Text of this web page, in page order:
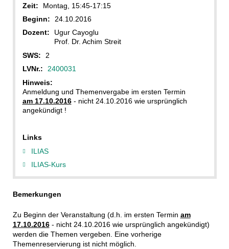
Zeit:
Montag, 15:45-17:15
Beginn:
24.10.2016
Dozent:
Ugur Cayoglu
Prof. Dr. Achim Streit
SWS:
2
LVNr.:
2400031
Hinweis:
Anmeldung und Themenvergabe im ersten Termin
am 17.10.2016- nicht 24.10.2016 wie ursprünglich
angekündigt !
Links
ILIAS
ILIAS-Kurs
Bemerkungen
Zu Beginn der Veranstaltung (d.h. im ersten Termin am
17.10.2016- nicht 24.10.2016 wie ursprünglich angekündigt)
werden die Themen vergeben. Eine vorherige
Themenreservierung ist nicht möglich.